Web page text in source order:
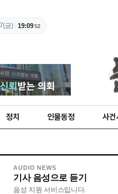
금) 19:0953
정치 인물동정 사건
AUDIO NEWS
기사 음성으로 듣기
음성 지원 서비스입니다.